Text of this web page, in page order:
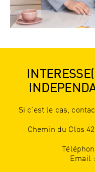
Si c'est le cas,
Chemin du Clos
Email